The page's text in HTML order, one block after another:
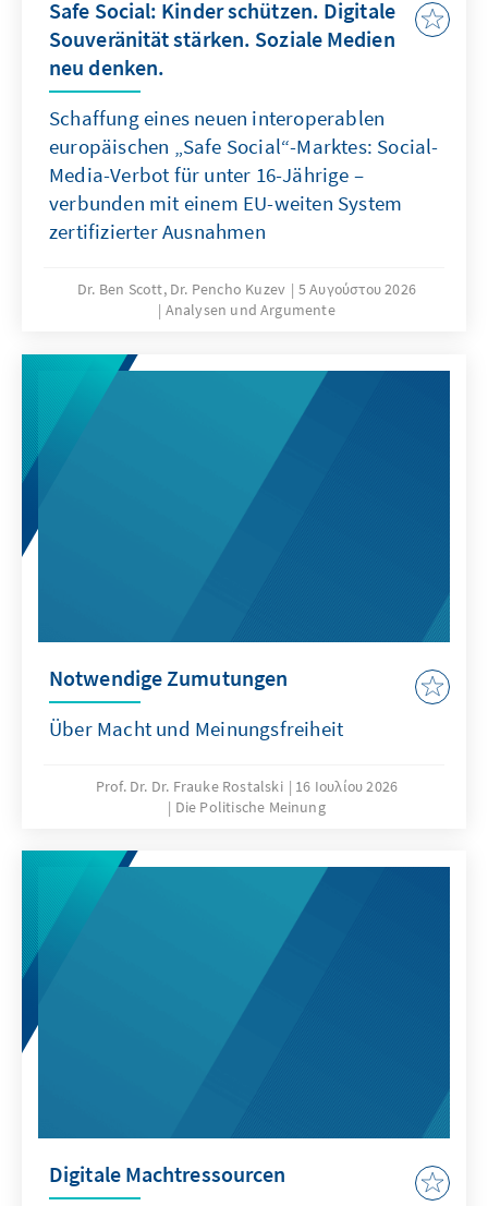
Safe Social: Kinder schützen. Digitale
Souveränität stärken. Soziale Medien
neu denken.
Schaffung eines neuen interoperablen
europäischen „Safe Social“-Marktes: Social-
Media-Verbot für unter 16-Jährige –
verbunden mit einem EU-weiten System
zertifizierter Ausnahmen
Dr. Ben Scott, Dr. Pencho Kuzev
5 Αυγούστου 2026
Analysen und Argumente
Notwendige Zumutungen
Über Macht und Meinungsfreiheit
Prof. Dr. Dr. Frauke Rostalski
16 Ιουλίου 2026
Die Politische Meinung
Digitale Machtressourcen